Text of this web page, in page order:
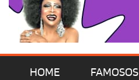
HOME FAMOSOS